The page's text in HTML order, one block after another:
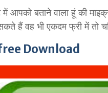
में आपको बताने वाला हूं की
हैं वह भी एकदम फ्री में तो
Download